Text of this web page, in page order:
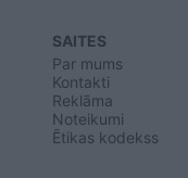
SAITES
Par mums
Kontakti
Reklāma
Noteikumi
Ētikas kodekss